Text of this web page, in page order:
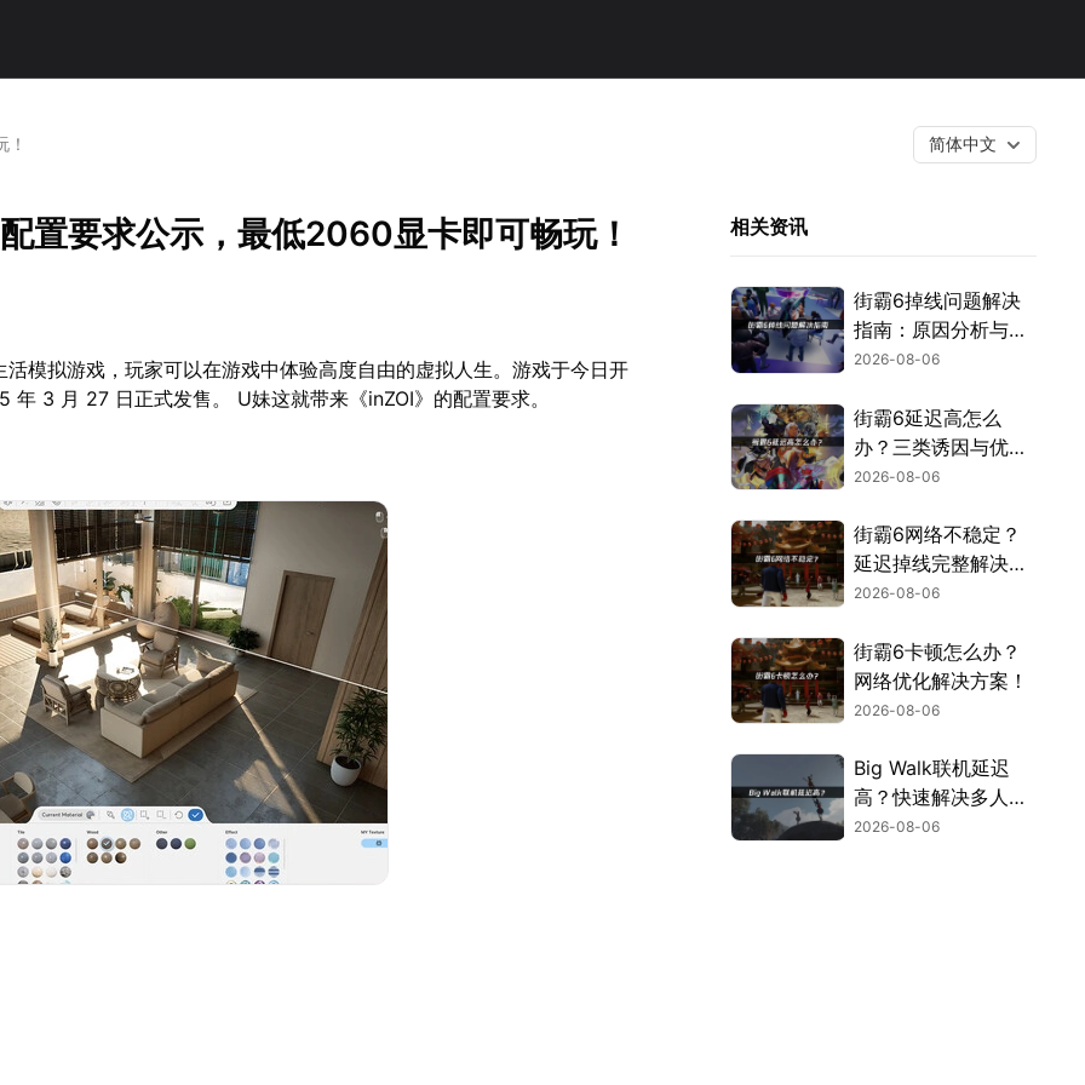
简体中文
置要求公示，最低2060显卡即可畅玩！
活模拟游戏，玩家可以在游戏中体验高度自由的虚拟人生。游戏于今日开
年 3 月 27 日正式发售。 U妹这就带来《inZOI》的配置要求。
相关资讯
街霸6掉线问题解决
指南：原因分析与网
络优化技巧！
2026-08-06
街霸6延迟高怎么
办？三类诱因与优化
解决方案！
2026-08-06
街霸6网络不稳定？
延迟掉线完整解决指
南！
2026-08-06
街霸6卡顿怎么办？
网络优化解决方案！
2026-08-06
Big Walk联机延迟
高？快速解决多人联
机卡顿问题！
2026-08-06